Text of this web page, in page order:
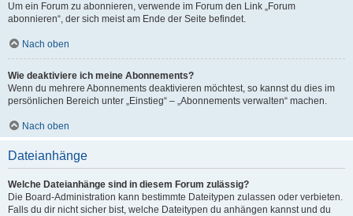
Um ein Forum zu abonnieren, verwende im Forum den Link „Forum
abonnieren“, der sich meist am Ende der Seite befindet.
Nach oben
Wie deaktiviere ich meine Abonnements?
Wenn du mehrere Abonnements deaktivieren möchtest, so kannst du dies im
persönlichen Bereich unter „Einstieg“ – „Abonnements verwalten“ machen.
Nach oben
Dateianhänge
Welche Dateianhänge sind in diesem Forum zulässig?
Die Board-Administration kann bestimmte Dateitypen zulassen oder verbieten.
Falls du dir nicht sicher bist, welche Dateitypen du anhängen kannst und du